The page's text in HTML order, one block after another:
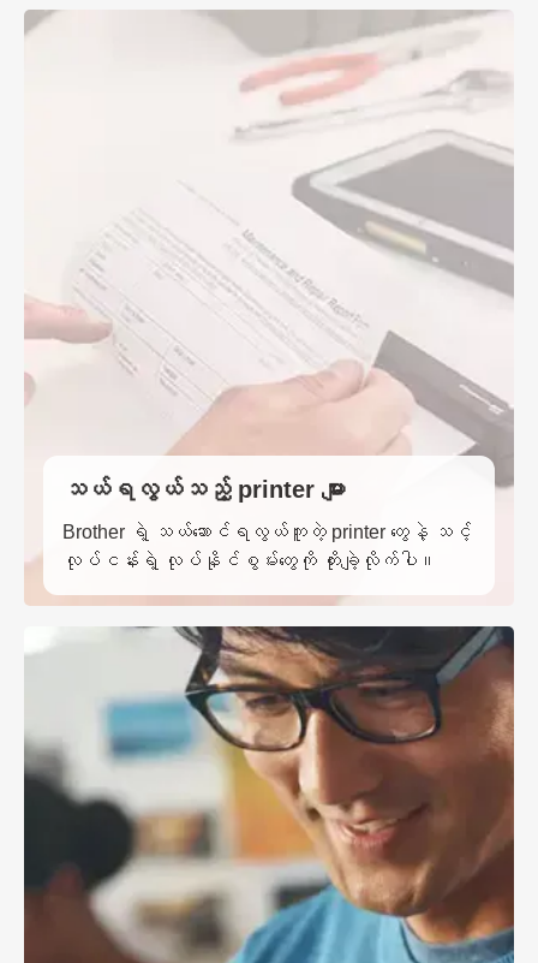
သယ်ရလွယ်သည့် printer များ
Brother ရဲ့ သယ်ဆောင်ရလွယ်ကူတဲ့ printer တွေနဲ့ သင့်
လုပ်ငန်းရဲ့ လုပ်နိုင်စွမ်းတွေကို တိုးချဲ့လိုက်ပါ။